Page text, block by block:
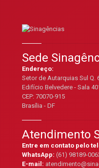
Sede
Endereço:
Setor de Autarquias Sul Q.
Edifício Belvedere - Sala
CEP: 70070-915
Brasília - DF
Atendimento
Entre em contato pelo
WhatsApp:(61) 98189-
E-mail: